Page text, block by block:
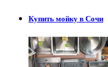
Купить мойку в Сочи